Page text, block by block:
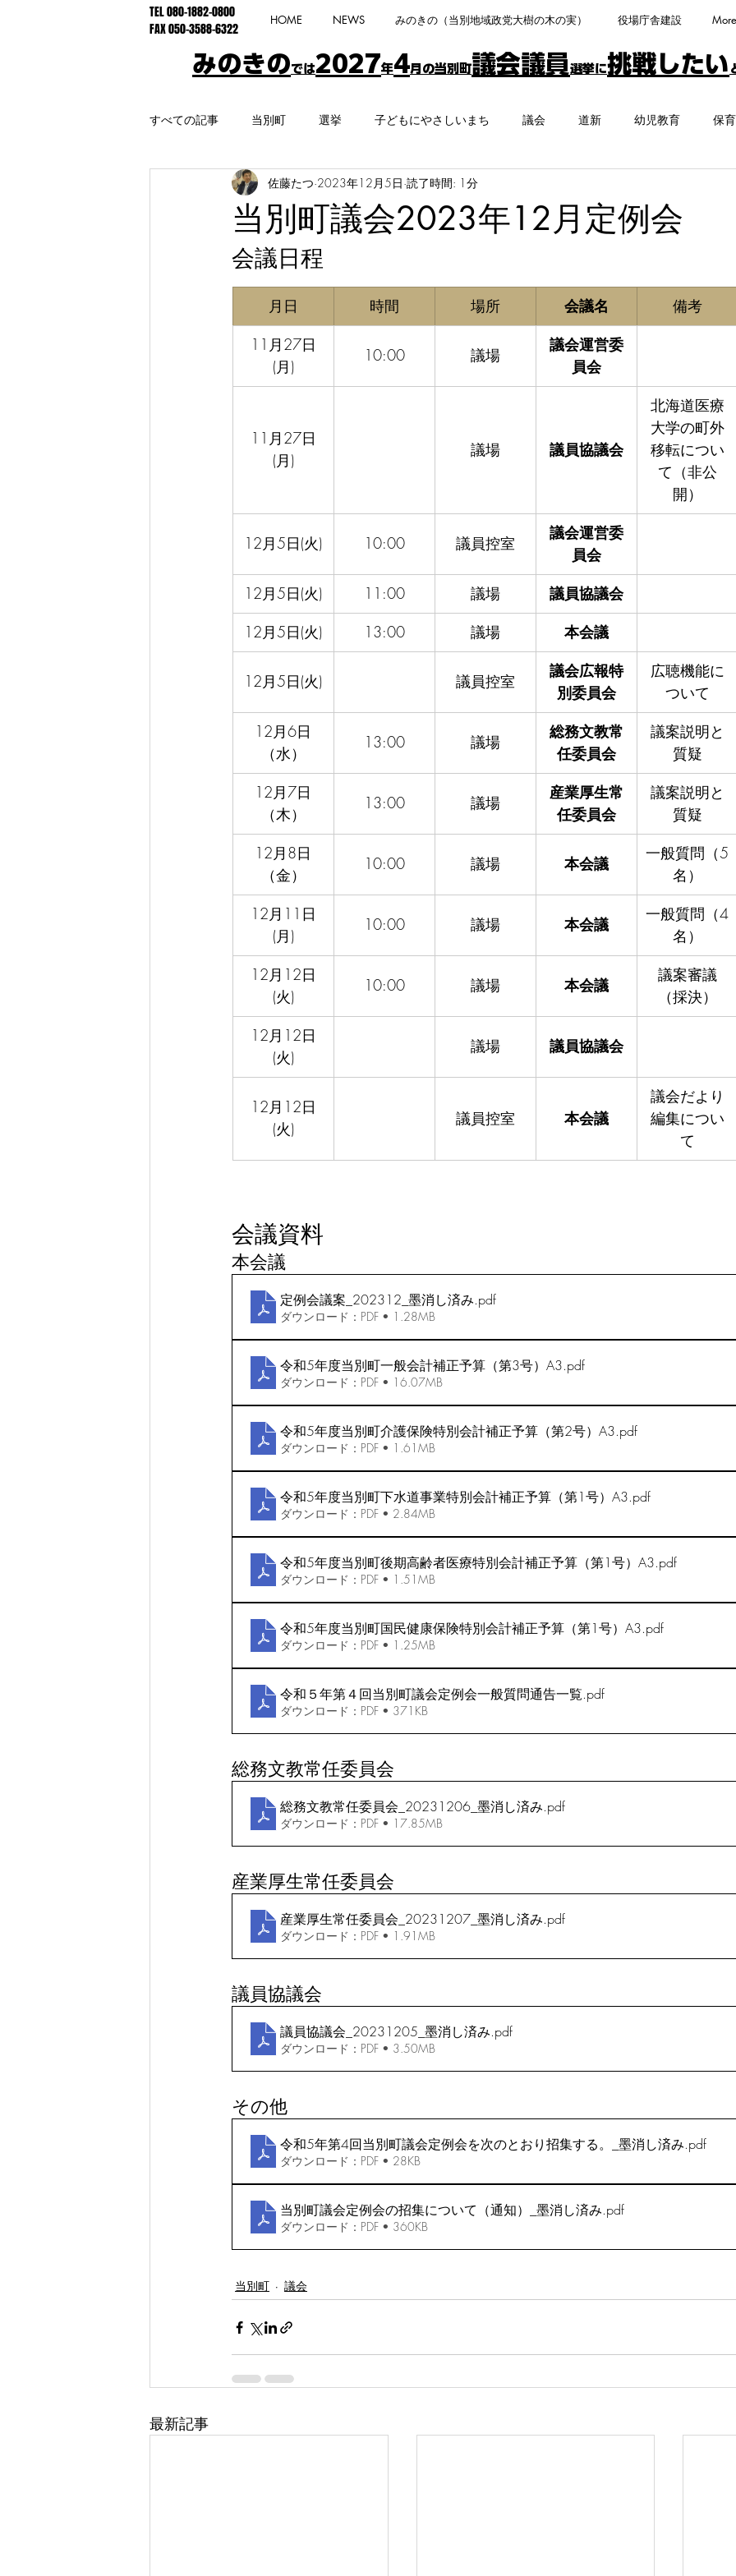
TEL 080-1882-0800
FAX 050-3588-6322
HOME NEWS みのきの（当別地域政党大樹の木の実） 役場庁舎建設
みのきのでは2027年4月の当別町議会議員 選挙に挑戦したい
すべての記事 当別町 選挙 子どもにやさしいまち 議会 道新 幼児教育 保
学園都市線 公共交通 公共工事
ショートステイ
総合計画 人口減少 総務文教常任委員会 条例
当別町議会2023年12月定例会
佐藤たつ 2023年12月5日 読了時間: 1分
会議日程
​月日 ​時間 ​場所 ​会議名
備考
11月27日
(月)
10:00 議場
議会運営委
員会
11月27日
(月)
議場 議員協議会
北海道医療
大学の町外
移転につい
て（非公
開）
12月5日(火) 10:00 議員控室
議会運営委
員会
12月5日(火)
11:00 議場
議員協議会
12月5日(火)
13:00 議場 本会議
12月5日(火) 議員控室
議会広報特
別委員会
広聴機能に
ついて
12月6日
（水）
13:00 議場
総務文教常
任委員会
議案説明と
質疑
12月7日
（木）
13:00 議場
産業厚生常
任委員会
議案説明と
質疑
12月8日
（金）
10:00 議場 本会議
一般質問（5
名）
12月11日
(月)
10:00 議場 本会議
一般質問（4
名）
12月12日
(火)
10:00 議場 本会議
議案審議
（採決）
12月12日
(火)
議場 議員協議会
12月12日
(火)
議員控室 本会議
議会だより
編集につい
て
会議資料
本会議
定例会議案_202312_墨消し済み.pdf
ダウンロード：PDF • 1.28MB
令和5年度当別町一般会計補正予算（第3号）A3.pdf
ダウンロード：PDF • 16.07MB
令和5年度当別町介護保険特別会計補正予算（第2号）A3.pdf
ダウンロード：PDF • 1.61MB
令和5年度当別町下水道事業特別会計補正予算（第1号）A3.pdf
ダウンロード：PDF • 2.84MB
令和5年度当別町後期高齢者医療特別会計補正予算（第1号）A3.pdf
ダウンロード：PDF • 1.51MB
令和5年度当別町国民健康保険特別会計補正予算（第1号）A3.pdf
ダウンロード：PDF • 1.25MB
令和５年第４回当別町議会定例会一般質問通告一覧.pdf
ダウンロード：PDF • 371KB
総務文教常任委員会
総務文教常任委員会_20231206_墨消し済み.pdf
ダウンロード：PDF • 17.85MB
産業厚生常任委員会
産業厚生常任委員会_20231207_墨消し済み.pdf
ダウンロード：PDF • 1.91MB
議員協議会
議員協議会_20231205_墨消し済み.pdf
ダウンロード：PDF • 3.50MB
その他
令和5年第4回当別町議会定例会を次のとおり招集する。_墨消し済み.pdf
ダウンロード：PDF • 28KB
当別町議会定例会の招集について（通知）_墨消し済み.pdf
ダウンロード：PDF • 360KB
当別町 議会
最新記事